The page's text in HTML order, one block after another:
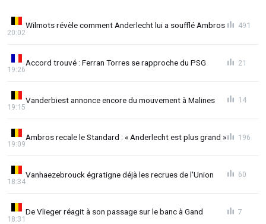
Wilmots révèle comment Anderlecht lui a soufflé Ambros
20:02
491
Accord trouvé : Ferran Torres se rapproche du PSG
19:26
21
Vanderbiest annonce encore du mouvement à Malines
19:15
14
Ambros recale le Standard : « Anderlecht est plus grand »
19:09
196
Vanhaezebrouck égratigne déjà les recrues de l'Union
18:34
60
De Vlieger réagit à son passage sur le banc à Gand
18:31
7